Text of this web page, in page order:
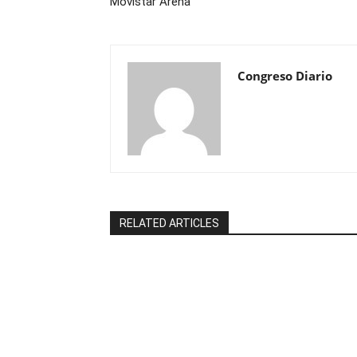
Congreso Diario
RELATED ARTICLES